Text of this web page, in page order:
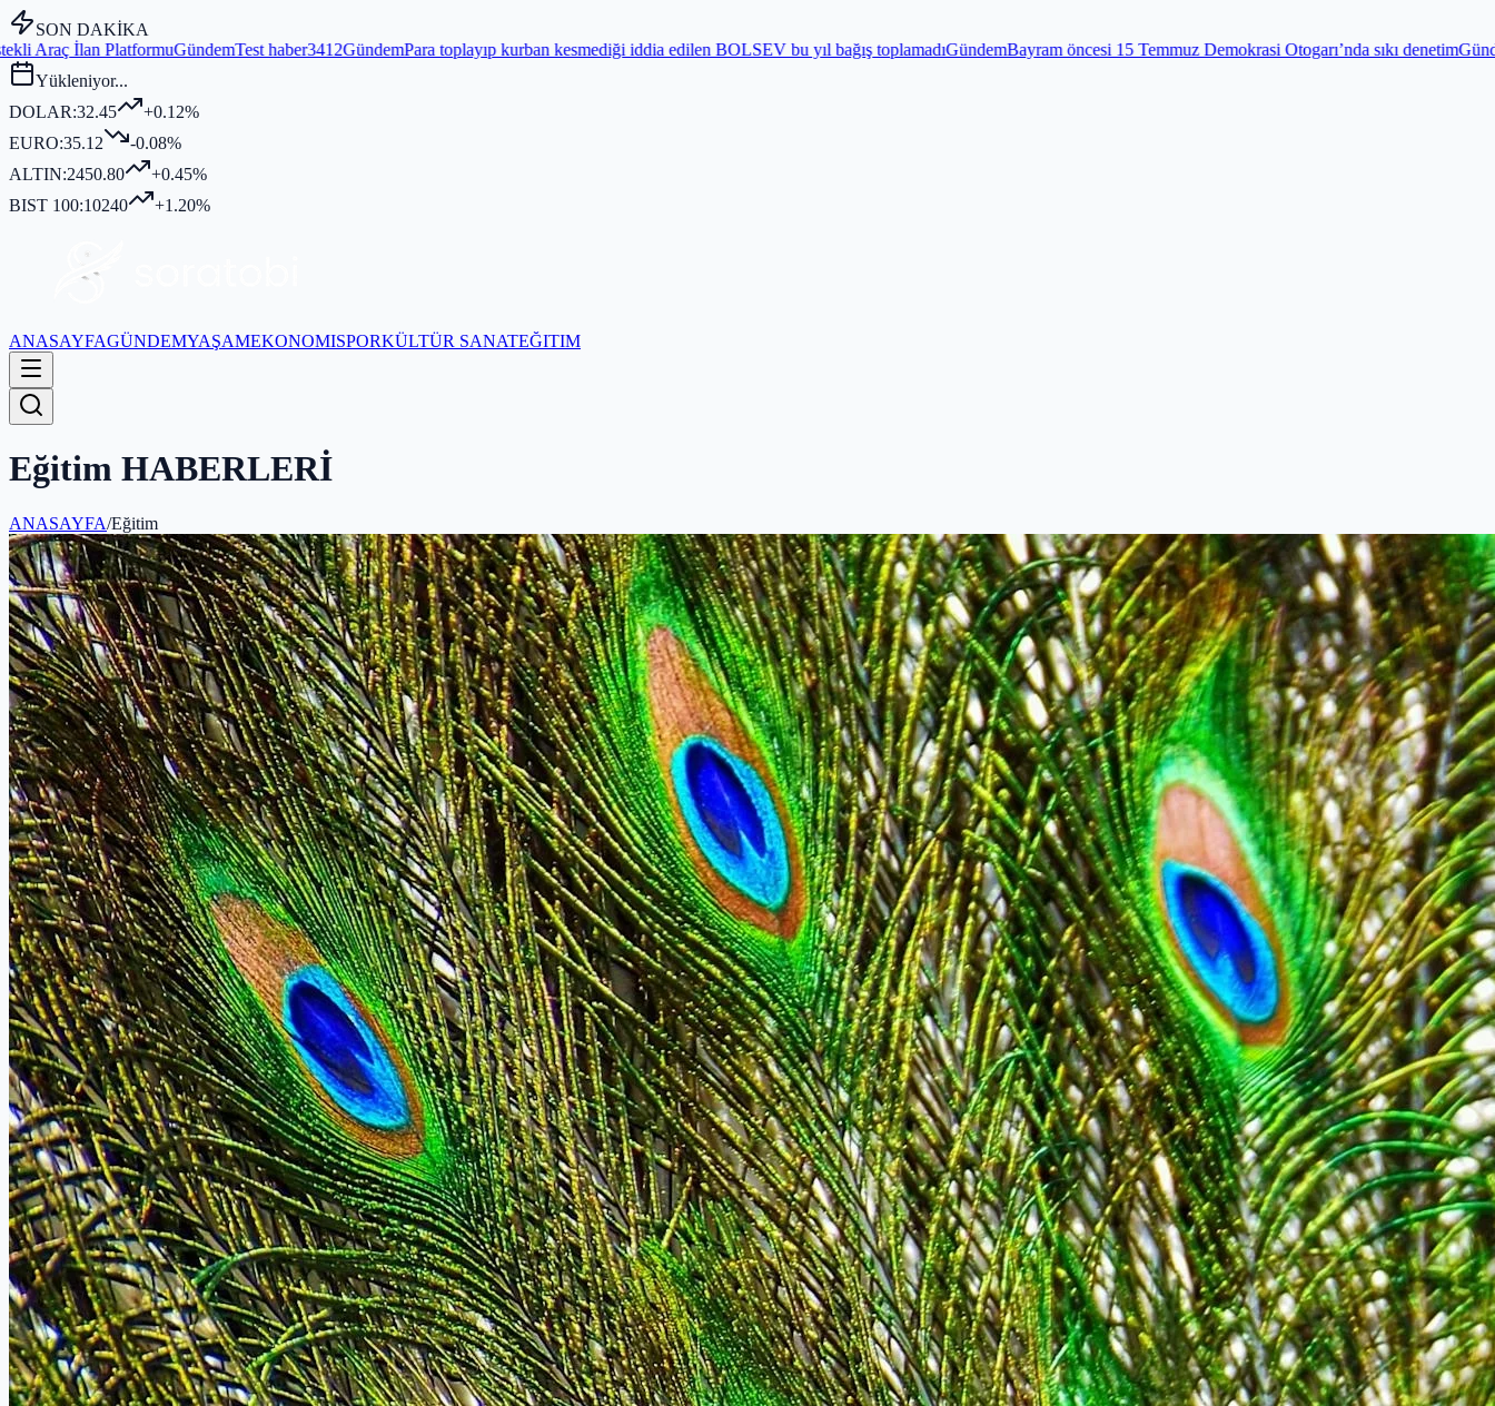
SON DAKİKA
haber3412 GündemPara toplayıp kurban kesmediği iddia edilen BOLSEV bu yıl bağış toplamadıGündemBayram öncesi 15 Temmuz Demokrasi Otogarı’nda sıkı denetimGündem Edirnekapı Şehitliği’nde
Yükleniyor...
DOLAR:32.45
+0.12%
EURO:35.12
-0.08%
ALTIN:2450.80
+0.45%
BIST 100:10240 +1.20%
ANASAYFAGÜNDEMYAŞAMEKONOMISPORKÜLTÜR SANATEĞITIM
Eğitim HABERLERİ
ANASAYFA/Eğitim